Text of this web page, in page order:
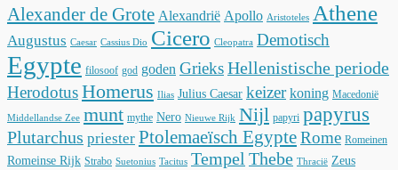
Alexander de Grote Alexandrië Apollo Aristoteles Athene
Augustus Caesar Cassius Dio Cicero Cleopatra Demotisch
Egypte filosoof god goden GrieksHellenistische periode
HerodotusHomerus Ilias Julius Caesar keizer koning Macedonië
Middellandse Zee munt mythe Nero Nieuwe Rijk Nijl papyri papyrus
Plutarchus priester Ptolemaeïsch EgypteRome Romeinen
Romeinse Rijk Strabo Suetonius Tacitus Tempel Thebe Thracië Zeus